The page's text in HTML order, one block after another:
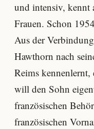
und intensiv, kennt
Frauen. Schon
Aus der
Hawthorn nach
Reims kennenlernt,
will den Sohn
französischen
französischen